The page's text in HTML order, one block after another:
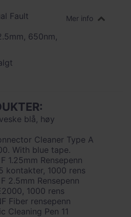
Fault
650nm,
Mer info
blå, høy
Cleaner Type A
With blue tape.
1.25mm Rensepenn
kontakter, 1000 rens
2.5mm Rensepenn
1000 rens
Fiber rensepenn
Cleaning Pen 11